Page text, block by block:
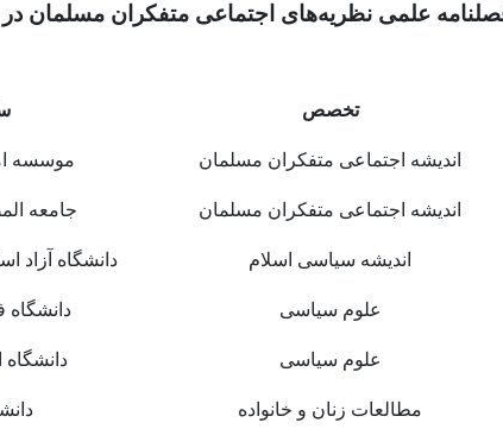
علمی نظریه‌های اجتماعی متفکران مسلمان در
تخصص
اندیشه اجتماعی متفکران مسلمان موسسه
اندیشه اجتماعی متفکران مسلمان جامعه
اندیشه سیاسی اسلام دانشگاه آزاد
علوم سیاسی
علوم سیاسی
مطالعات زنان و خانواده